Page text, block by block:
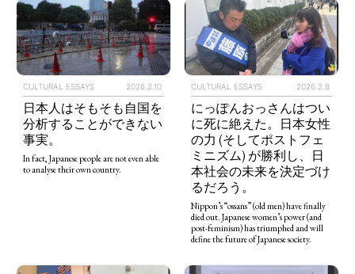
CULTURAL ESSAYS 2026.2.10
日本人はそもそも自国を
分析することができない
事実。
In fact, Japanese people are not even able
to analyse their own country.
CULTURAL ESSAYS 2026.2.8
にっぽんおっさんはつい
に死に絶えた。日本女性
の力 (そしてポストフェ
ミニズム) が勝利し、日
本社会の未来を決定づけ
るだろう。
Nippon’s “ossans” (old men) have finally
died out. Japanese women’s power (and
post-feminism) has triumphed and will
define the future of Japanese society.